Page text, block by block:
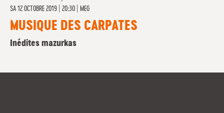
SA 12 OCTOBRE 2019 | 20:30 MEG
MUSIQUE DES CARPATES
Inédites mazurkas